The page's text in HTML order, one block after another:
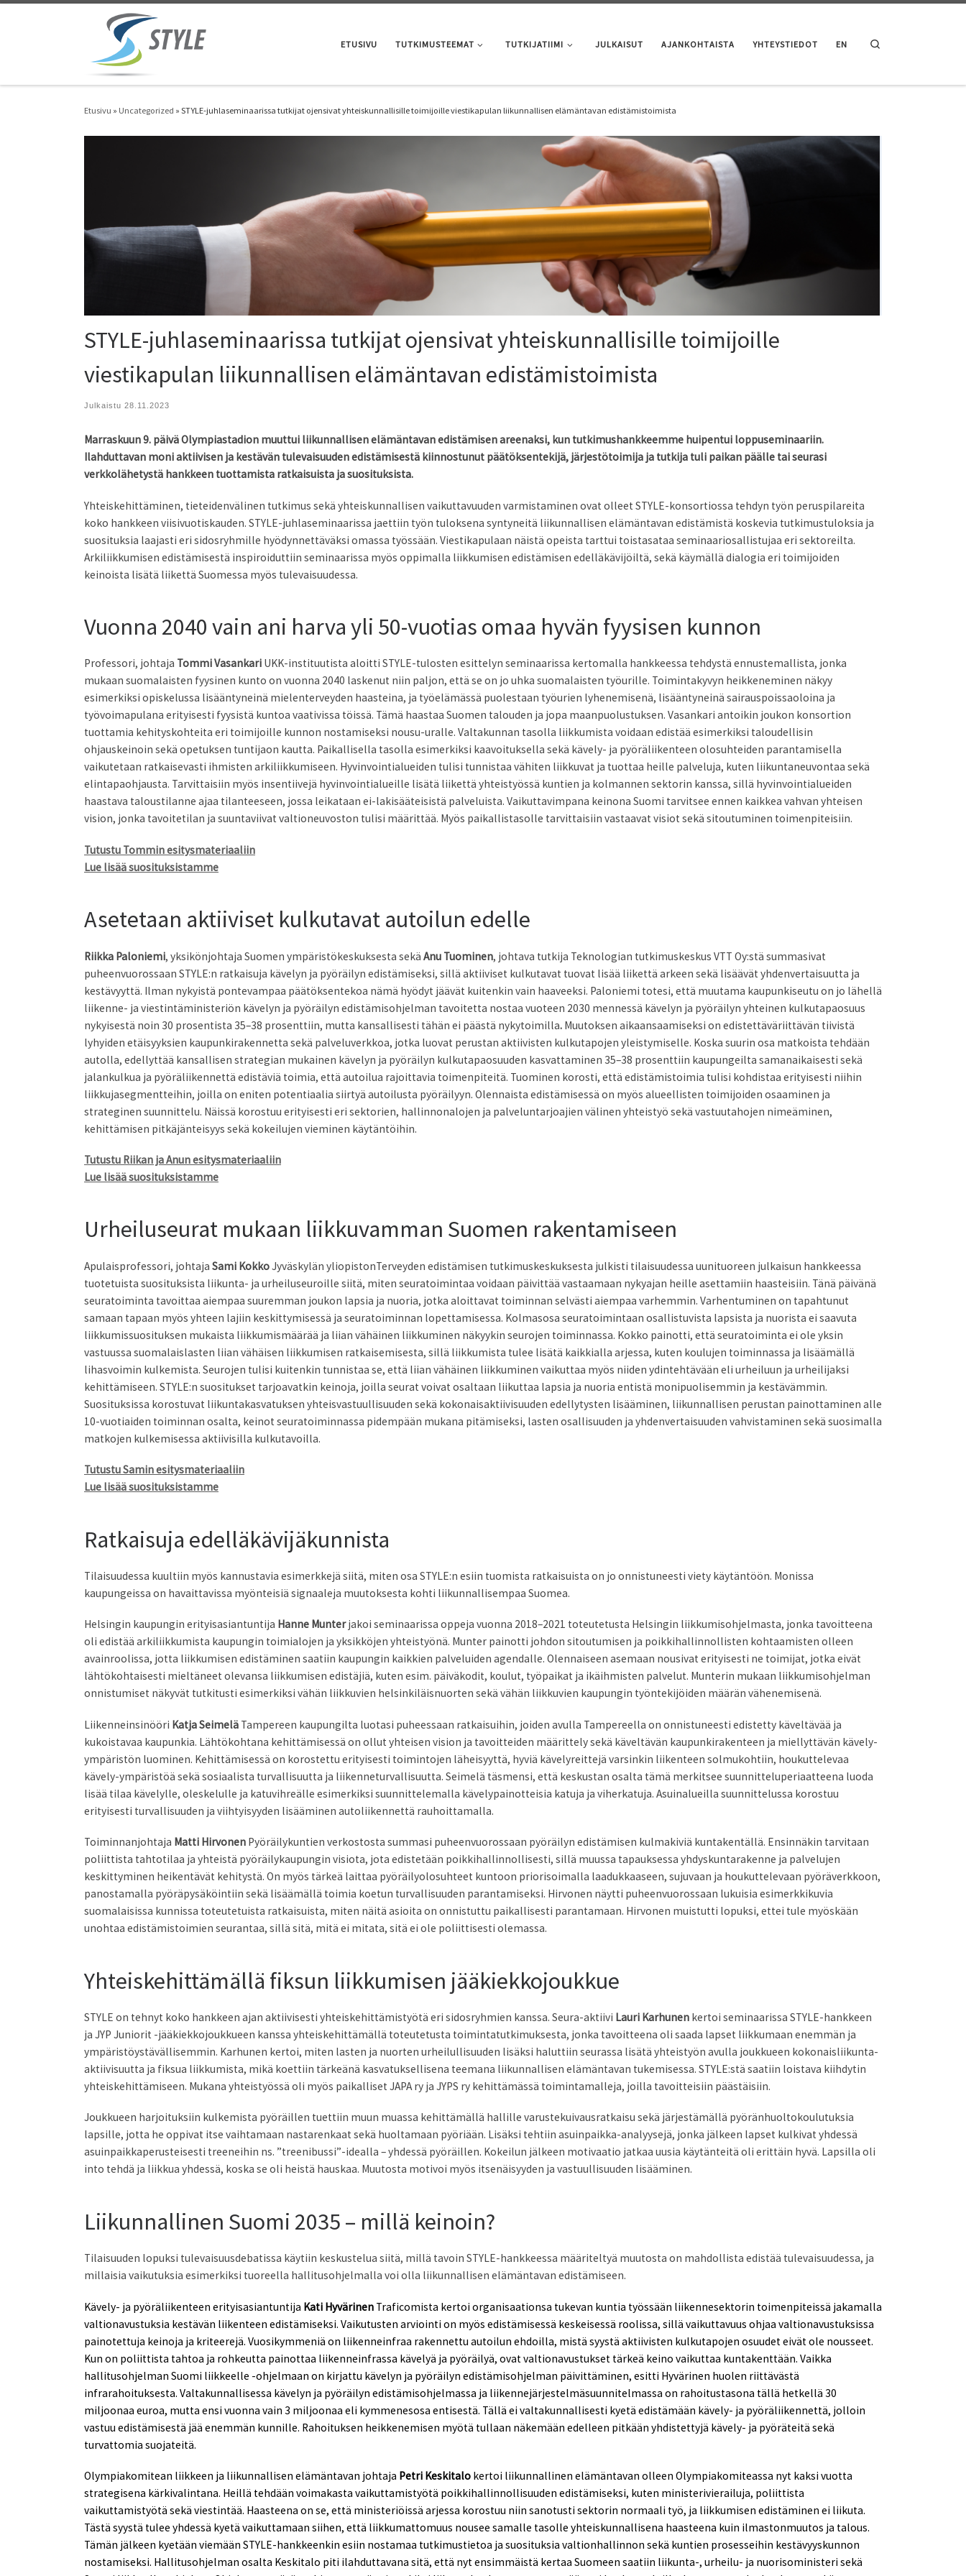
ETUSIVU TUTKIMUSTEEMAT TUTKIJATIIMI JULKAISUT AJANKOHTAISTA YHTEYSTIEDOT EN
Etusivu » Uncategorized » STYLE-juhlaseminaarissa tutkijat ojensivat yhteiskunnallisille toimijoille viestikapulan liikunnallisen elämäntavan edistämistoimista
STYLE-juhlaseminaarissa tutkijat ojensivat yhteiskunnallisille toimijoille
viestikapulan liikunnallisen elämäntavan edistämistoimista
Julkaistu 28.11.2023
Marraskuun 9. päivä Olympiastadion muuttui liikunnallisen elämäntavan edistämisen areenaksi, kun tutkimushankkeemme huipentui loppuseminaariin.
Ilahduttavan moni aktiivisen ja kestävän tulevaisuuden edistämisestä kiinnostunut päätöksentekijä, järjestötoimija ja tutkija tuli paikan päälle tai seurasi
verkkolähetystä hankkeen tuottamista ratkaisuista ja suosituksista.
Yhteiskehittäminen, tieteidenvälinen tutkimus sekä yhteiskunnallisen vaikuttavuuden varmistaminen ovat olleet STYLE-konsortiossa tehdyn työn peruspilareita
koko hankkeen viisivuotiskauden. STYLE-juhlaseminaarissa jaettiin työn tuloksena syntyneitä liikunnallisen elämäntavan edistämistä koskevia tutkimustuloksia ja
suosituksia laajasti eri sidosryhmille hyödynnettäväksi omassa työssään. Viestikapulaan näistä opeista tarttui toistasataa seminaariosallistujaa eri sektoreilta.
Arkiliikkumisen edistämisestä inspiroiduttiin seminaarissa myös oppimalla liikkumisen edistämisen edelläkävijöiltä, sekä käymällä dialogia eri toimijoiden
keinoista lisätä liikettä Suomessa myös tulevaisuudessa.
Vuonna 2040 vain ani harva yli 50-vuotias omaa hyvän fyysisen kunnon
Professori, johtaja Tommi Vasankari UKK-instituutista aloitti STYLE-tulosten esittelyn seminaarissa kertomalla hankkeessa tehdystä ennustemallista, jonka
mukaan suomalaisten fyysinen kunto on vuonna 2040 laskenut niin paljon, että se on jo uhka suomalaisten työurille. Toimintakyvyn heikkeneminen näkyy
esimerkiksi opiskelussa lisääntyneinä mielenterveyden haasteina, ja työelämässä puolestaan työurien lyhenemisenä, lisääntyneinä sairauspoissaoloina ja
työvoimapulana erityisesti fyysistä kuntoa vaativissa töissä. Tämä haastaa Suomen talouden ja jopa maanpuolustuksen. Vasankari antoikin joukon konsortion
tuottamia kehityskohteita eri toimijoille kunnon nostamiseksi nousu-uralle. Valtakunnan tasolla liikkumista voidaan edistää esimerkiksi taloudellisin
ohjauskeinoin sekä opetuksen tuntijaon kautta. Paikallisella tasolla esimerkiksi kaavoituksella sekä kävely- ja pyöräliikenteen olosuhteiden parantamisella
vaikutetaan ratkaisevasti ihmisten arkiliikkumiseen. Hyvinvointialueiden tulisi tunnistaa vähiten liikkuvat ja tuottaa heille palveluja, kuten liikuntaneuvontaa sekä
elintapaohjausta. Tarvittaisiin myös insentiivejä hyvinvointialueille lisätä liikettä yhteistyössä kuntien ja kolmannen sektorin kanssa, sillä hyvinvointialueiden
haastava taloustilanne ajaa tilanteeseen, jossa leikataan ei-lakisääteisistä palveluista. Vaikuttavimpana keinona Suomi tarvitsee ennen kaikkea vahvan yhteisen
vision, jonka tavoitetilan ja suuntaviivat valtioneuvoston tulisi määrittää. Myös paikallistasolle tarvittaisiin vastaavat visiot sekä sitoutuminen toimenpiteisiin.
Tutustu Tommin esitysmateriaaliin
Lue lisää suosituksistamme
Asetetaan aktiiviset kulkutavat autoilun edelle
Riikka Paloniemi, yksikönjohtaja Suomen ympäristökeskuksesta sekä Anu Tuominen, johtava tutkija Teknologian tutkimuskeskus VTT Oy:stä summasivat
puheenvuorossaan STYLE:n ratkaisuja kävelyn ja pyöräilyn edistämiseksi, sillä aktiiviset kulkutavat tuovat lisää liikettä arkeen sekä lisäävät yhdenvertaisuutta ja
kestävyyttä. Ilman nykyistä pontevampaa päätöksentekoa nämä hyödyt jäävät kuitenkin vain haaveeksi. Paloniemi totesi, että muutama kaupunkiseutu on jo lähellä
liikenne- ja viestintäministeriön kävelyn ja pyöräilyn edistämisohjelman tavoitetta nostaa vuoteen 2030 mennessä kävelyn ja pyöräilyn yhteinen kulkutapaosuus
nykyisestä noin 30 prosentista 35–38 prosenttiin, mutta kansallisesti tähän ei päästä nykytoimilla. Muutoksen aikaansaamiseksi on edistettäväriittävän tiivistä
lyhyiden etäisyyksien kaupunkirakennetta sekä palveluverkkoa, jotka luovat perustan aktiivisten kulkutapojen yleistymiselle. Koska suurin osa matkoista tehdään
autolla, edellyttää kansallisen strategian mukainen kävelyn ja pyöräilyn kulkutapaosuuden kasvattaminen 35–38 prosenttiin kaupungeilta samanaikaisesti sekä
jalankulkua ja pyöräliikennettä edistäviä toimia, että autoilua rajoittavia toimenpiteitä. Tuominen korosti, että edistämistoimia tulisi kohdistaa erityisesti niihin
liikkujasegmentteihin, joilla on eniten potentiaalia siirtyä autoilusta pyöräilyyn. Olennaista edistämisessä on myös alueellisten toimijoiden osaaminen ja
strateginen suunnittelu. Näissä korostuu erityisesti eri sektorien, hallinnonalojen ja palveluntarjoajien välinen yhteistyö sekä vastuutahojen nimeäminen,
kehittämisen pitkäjänteisyys sekä kokeilujen vieminen käytäntöihin.
Tutustu Riikan ja Anun esitysmateriaaliin
Lue lisää suosituksistamme
Urheiluseurat mukaan liikkuvamman Suomen rakentamiseen
Apulaisprofessori, johtaja Sami KokkoJyväskylän yliopistonTerveyden edistämisen tutkimuskeskuksesta julkisti tilaisuudessa uunituoreen julkaisun hankkeessa
tuotetuista suosituksista liikunta- ja urheiluseuroille siitä, miten seuratoimintaa voidaan päivittää vastaamaan nykyajan heille asettamiin haasteisiin. Tänä päivänä
seuratoiminta tavoittaa aiempaa suuremman joukon lapsia ja nuoria, jotka aloittavat toiminnan selvästi aiempaa varhemmin. Varhentuminen on tapahtunut
samaan tapaan myös yhteen lajiin keskittymisessä ja seuratoiminnan lopettamisessa. Kolmasosa seuratoimintaan osallistuvista lapsista ja nuorista ei saavuta
liikkumissuosituksen mukaista liikkumismäärää ja liian vähäinen liikkuminen näkyykin seurojen toiminnassa. Kokko painotti, että seuratoiminta ei ole yksin
vastuussa suomalaislasten liian vähäisen liikkumisen ratkaisemisesta, sillä liikkumista tulee lisätä kaikkialla arjessa, kuten koulujen toiminnassa ja lisäämällä
lihasvoimin kulkemista. Seurojen tulisi kuitenkin tunnistaa se, että liian vähäinen liikkuminen vaikuttaa myös niiden ydintehtävään eli urheiluun ja urheilijaksi
kehittämiseen. STYLE:n suositukset tarjoavatkin keinoja, joilla seurat voivat osaltaan liikuttaa lapsia ja nuoria entistä monipuolisemmin ja kestävämmin.
Suosituksissa korostuvat liikuntakasvatuksen yhteisvastuullisuuden sekä kokonaisaktiivisuuden edellytysten lisääminen, liikunnallisen perustan painottaminen alle
10-vuotiaiden toiminnan osalta, keinot seuratoiminnassa pidempään mukana pitämiseksi, lasten osallisuuden ja yhdenvertaisuuden vahvistaminen sekä suosimalla
matkojen kulkemisessa aktiivisilla kulkutavoilla.
Tutustu Samin esitysmateriaaliin
Lue lisää suosituksistamme
Ratkaisuja edelläkävijäkunnista
Tilaisuudessa kuultiin myös kannustavia esimerkkejä siitä, miten osa STYLE:n esiin tuomista ratkaisuista on jo onnistuneesti viety käytäntöön. Monissa
kaupungeissa on havaittavissa myönteisiä signaaleja muutoksesta kohti liikunnallisempaa Suomea.
Helsingin kaupungin erityisasiantuntija Hanne Munterjakoi seminaarissa oppeja vuonna 2018–2021 toteutetusta Helsingin liikkumisohjelmasta, jonka tavoitteena
oli edistää arkiliikkumista kaupungin toimialojen ja yksikköjen yhteistyönä. Munter painotti johdon sitoutumisen ja poikkihallinnollisten kohtaamisten olleen
avainroolissa, jotta liikkumisen edistäminen saatiin kaupungin kaikkien palveluiden agendalle. Olennaiseen asemaan nousivat erityisesti ne toimijat, jotka eivät
lähtökohtaisesti mieltäneet olevansa liikkumisen edistäjiä, kuten esim. päiväkodit, koulut, työpaikat ja ikäihmisten palvelut. Munterin mukaan liikkumisohjelman
onnistumiset näkyvät tutkitusti esimerkiksi vähän liikkuvien helsinkiläisnuorten sekä vähän liikkuvien kaupungin työntekijöiden määrän vähenemisenä.
Liikenneinsinööri Katja Seimelä Tampereen kaupungilta luotasi puheessaan ratkaisuihin, joiden avulla Tampereella on onnistuneesti edistetty käveltävää ja
kukoistavaa kaupunkia. Lähtökohtana kehittämisessä on ollut yhteisen vision ja tavoitteiden määrittely sekä käveltävän kaupunkirakenteen ja miellyttävän kävely-
ympäristön luominen. Kehittämisessä on korostettu erityisesti toimintojen läheisyyttä, hyviä kävelyreittejä varsinkin liikenteen solmukohtiin, houkuttelevaa
kävely-ympäristöä sekä sosiaalista turvallisuutta ja liikenneturvallisuutta. Seimelä täsmensi, että keskustan osalta tämä merkitsee suunnitteluperiaatteena luoda
lisää tilaa kävelylle, oleskelulle ja katuvihreälle esimerkiksi suunnittelemalla kävelypainotteisia katuja ja viherkatuja. Asuinalueilla suunnittelussa korostuu
erityisesti turvallisuuden ja viihtyisyyden lisääminen autoliikennettä rauhoittamalla.
Toiminnanjohtaja Matti Hirvonen Pyöräilykuntien verkostosta summasi puheenvuorossaan pyöräilyn edistämisen kulmakiviä kuntakentällä. Ensinnäkin tarvitaan
poliittista tahtotilaa ja yhteistä pyöräilykaupungin visiota, jota edistetään poikkihallinnollisesti, sillä muussa tapauksessa yhdyskuntarakenne ja palvelujen
keskittyminen heikentävät kehitystä. On myös tärkeä laittaa pyöräilyolosuhteet kuntoon priorisoimalla laadukkaaseen, sujuvaan ja houkuttelevaan pyöräverkkoon,
panostamalla pyöräpysäköintiin sekä lisäämällä toimia koetun turvallisuuden parantamiseksi. Hirvonen näytti puheenvuorossaan lukuisia esimerkkikuvia
suomalaisissa kunnissa toteutetuista ratkaisuista, miten näitä asioita on onnistuttu paikallisesti parantamaan. Hirvonen muistutti lopuksi, ettei tule myöskään
unohtaa edistämistoimien seurantaa, sillä sitä, mitä ei mitata, sitä ei ole poliittisesti olemassa.
Yhteiskehittämällä fiksun liikkumisen jääkiekkojoukkue
STYLE on tehnyt koko hankkeen ajan aktiivisesti yhteiskehittämistyötä eri sidosryhmien kanssa. Seura-aktiivi Lauri Karhunen kertoi seminaarissa STYLE-hankkeen
ja JYP Juniorit -jääkiekkojoukkueen kanssa yhteiskehittämällä toteutetusta toimintatutkimuksesta, jonka tavoitteena oli saada lapset liikkumaan enemmän ja
ympäristöystävällisemmin. Karhunen kertoi, miten lasten ja nuorten urheilullisuuden lisäksi haluttiin seurassa lisätä yhteistyön avulla joukkueen kokonaisliikunta-
aktiivisuutta ja fiksua liikkumista, mikä koettiin tärkeänä kasvatuksellisena teemana liikunnallisen elämäntavan tukemisessa. STYLE:stä saatiin loistava kiihdytin
yhteiskehittämiseen. Mukana yhteistyössä oli myös paikalliset JAPA ry ja JYPS ry kehittämässä toimintamalleja, joilla tavoitteisiin päästäisiin.
Joukkueen harjoituksiin kulkemista pyöräillen tuettiin muun muassa kehittämällä hallille varustekuivausratkaisu sekä järjestämällä pyöränhuoltokoulutuksia
lapsille, jotta he oppivat itse vaihtamaan nastarenkaat sekä huoltamaan pyöriään. Lisäksi tehtiin asuinpaikka-analyysejä, jonka jälkeen lapset kulkivat yhdessä
asuinpaikkaperusteisesti treeneihin ns. ”treenibussi”-idealla – yhdessä pyöräillen. Kokeilun jälkeen motivaatio jatkaa uusia käytänteitä oli erittäin hyvä. Lapsilla oli
into tehdä ja liikkua yhdessä, koska se oli heistä hauskaa. Muutosta motivoi myös itsenäisyyden ja vastuullisuuden lisääminen.
Liikunnallinen Suomi 2035 – millä keinoin?
Tilaisuuden lopuksi tulevaisuusdebatissa käytiin keskustelua siitä, millä tavoin STYLE-hankkeessa määriteltyä muutosta on mahdollista edistää tulevaisuudessa, ja
millaisia vaikutuksia esimerkiksi tuoreella hallitusohjelmalla voi olla liikunnallisen elämäntavan edistämiseen.
Kävely- ja pyöräliikenteen erityisasiantuntija Kati Hyvärinen Traficomista kertoi organisaationsa tukevan kuntia työssään liikennesektorin toimenpiteissä jakamalla
valtionavustuksia kestävän liikenteen edistämiseksi. Vaikutusten arviointi on myös edistämisessä keskeisessä roolissa, sillä vaikuttavuus ohjaa valtionavustuksissa
painotettuja keinoja ja kriteerejä. Vuosikymmeniä on liikenneinfraa rakennettu autoilun ehdoilla, mistä syystä aktiivisten kulkutapojen osuudet eivät ole nousseet.
Kun on poliittista tahtoa ja rohkeutta painottaa liikenneinfrassa kävelyä ja pyöräilyä, ovat valtionavustukset tärkeä keino vaikuttaa kuntakenttään. Vaikka
hallitusohjelman Suomi liikkeelle -ohjelmaan on kirjattu kävelyn ja pyöräilyn edistämisohjelman päivittäminen, esitti Hyvärinen huolen riittävästä
infrarahoituksesta. Valtakunnallisessa kävelyn ja pyöräilyn edistämisohjelmassa ja liikennejärjestelmäsuunnitelmassa on rahoitustasona tällä hetkellä 30
miljoonaa euroa, mutta ensi vuonna vain 3 miljoonaa eli kymmenesosa entisestä. Tällä ei valtakunnallisesti kyetä edistämään kävely- ja pyöräliikennettä, jolloin
vastuu edistämisestä jää enemmän kunnille. Rahoituksen heikkenemisen myötä tullaan näkemään edelleen pitkään yhdistettyjä kävely- ja pyöräteitä sekä
turvattomia suojateitä.
Olympiakomitean liikkeen ja liikunnallisen elämäntavan johtaja Petri Keskitalo kertoi liikunnallinen elämäntavan olleen Olympiakomiteassa nyt kaksi vuotta
strategisena kärkivalintana. Heillä tehdään voimakasta vaikuttamistyötä poikkihallinnollisuuden edistämiseksi, kuten ministerivierailuja, poliittista
vaikuttamistyötä sekä viestintää. Haasteena on se, että ministeriöissä arjessa korostuu niin sanotusti sektorin normaali työ, ja liikkumisen edistäminen ei liikuta.
Tästä syystä tulee yhdessä kyetä vaikuttamaan siihen, että liikkumattomuus nousee samalle tasolle yhteiskunnallisena haasteena kuin ilmastonmuutos ja talous.
Tämän jälkeen kyetään viemään STYLE-hankkeenkin esiin nostamaa tutkimustietoa ja suosituksia valtionhallinnon sekä kuntien prosesseihin kestävyyskunnon
nostamiseksi. Hallitusohjelman osalta Keskitalo piti ilahduttavana sitä, että nyt ensimmäistä kertaa Suomeen saatiin liikunta-, urheilu- ja nuorisoministeri sekä